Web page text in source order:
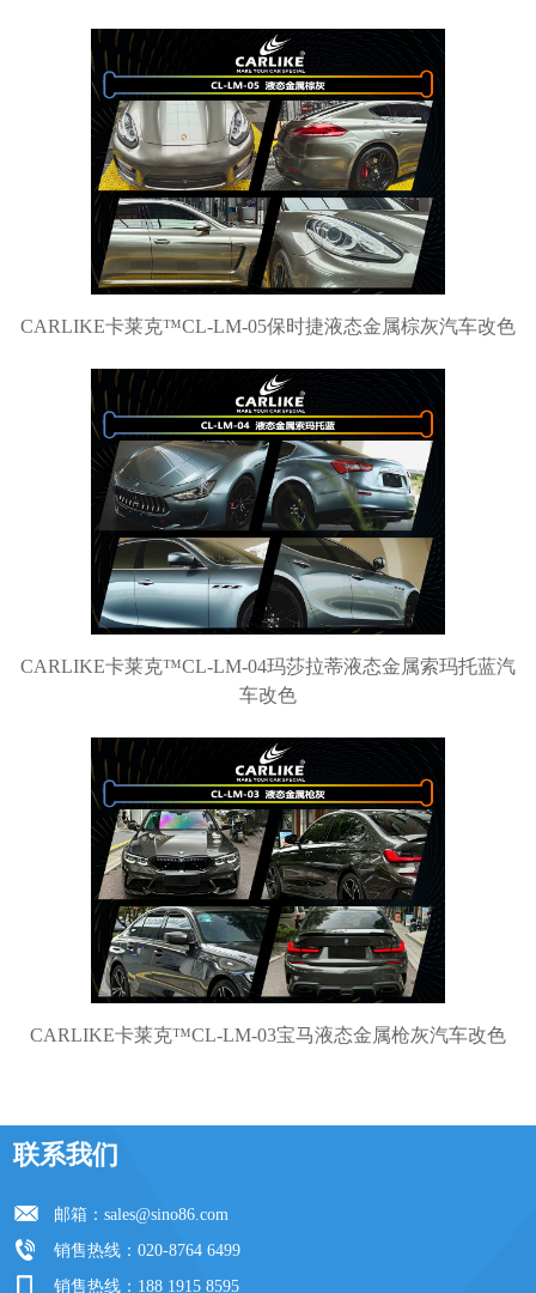
CARLIKE卡莱克™CL-LM-05保时捷液态金属棕灰汽车改色
CARLIKE卡莱克™CL-LM-04玛莎拉蒂液态金属索玛托蓝汽
车改色
CARLIKE卡莱克™CL-LM-03宝马液态金属枪灰汽车改色
联系我们
邮箱：sales@sino86.com
销售热线：020-8764 6499
销售热线：188 1915 8595